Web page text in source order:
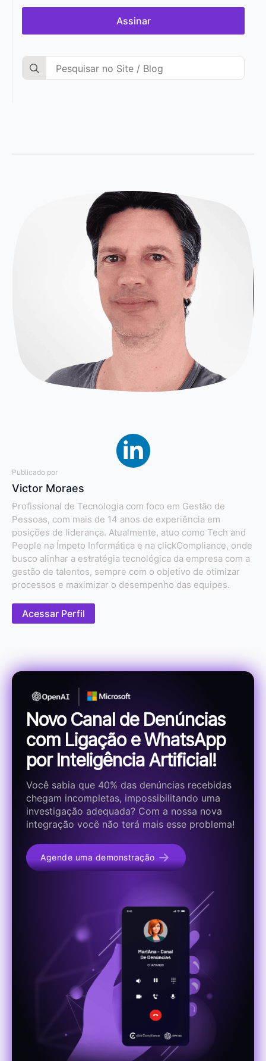
Assinar
Search
for:
Publicado por
Victor Moraes
Profissional de Tecnologia com foco em Gestão de
Pessoas, com mais de 14 anos de experiência em
posições de liderança. Atualmente, atuo como Tech and
People na Ímpeto Informática e na clickCompliance, onde
busco alinhar a estratégia tecnológica da empresa com a
gestão de talentos, sempre com o objetivo de otimizar
processos e maximizar o desempenho das equipes.
Acessar Perfil
Novo Canal de Denúncias
com Ligação e WhatsApp
por Inteligência Artificial!
Você sabia que 40% das denúncias recebidas
chegam incompletas, impossibilitando uma
investigação adequada? Com a nossa nova
integração você não terá mais esse problema!
Agende uma demonstração